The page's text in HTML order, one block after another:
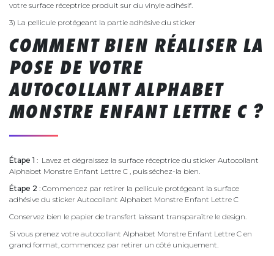
votre surface réceptrice produit sur du vinyle adhésif.
3) La pellicule protégeant la partie adhésive du sticker
COMMENT BIEN RÉALISER LA
POSE DE VOTRE
AUTOCOLLANT ALPHABET
MONSTRE ENFANT LETTRE C ?
Étape 1 : Lavez et dégraissez la surface réceptrice du sticker Autocollant
Alphabet Monstre Enfant Lettre C , puis séchez-la bien.
Étape 2 : Commencez par retirer la pellicule protégeant la surface
adhésive du sticker Autocollant Alphabet Monstre Enfant Lettre C
Conservez bien le papier de transfert laissant transparaître le design.
Si vous prenez votre autocollant Alphabet Monstre Enfant Lettre C en
grand format, commencez par retirer un côté uniquement.